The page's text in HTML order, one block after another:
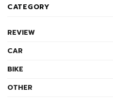
CATEGORY
REVIEW
CAR
BIKE
OTHER